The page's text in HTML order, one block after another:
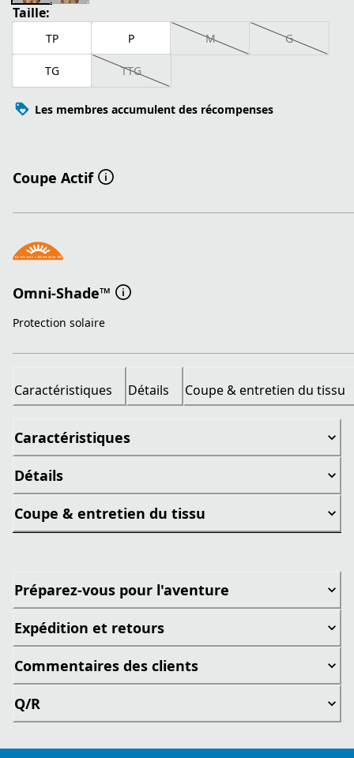
Taille:
TP P M G
TG TTG
Les membres accumulent des récompenses
Coupe Actif
Omni-Shade™
Protection solaire
Caractéristiques Détails Coupe & entretien du tissu
Caractéristiques
Détails
Coupe & entretien du tissu
Préparez-vous pour l'aventure
Expédition et retours
Commentaires des clients
Q/R